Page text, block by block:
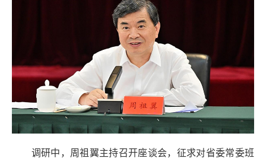
调研中，周祖翼主持召开座谈会，征求对省委常委班